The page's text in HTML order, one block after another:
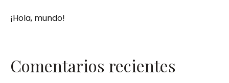
¡Hola, mundo!
Comentarios recientes